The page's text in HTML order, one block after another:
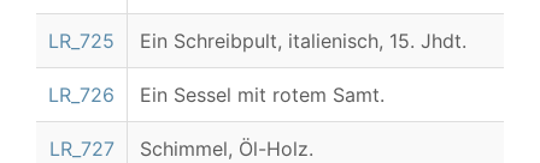
LR_725 Ein Schreibpult, italienisch, 15. Jhdt.
LR_726 Ein Sessel mit rotem Samt.
LR_727 Schimmel, Öl-Holz.